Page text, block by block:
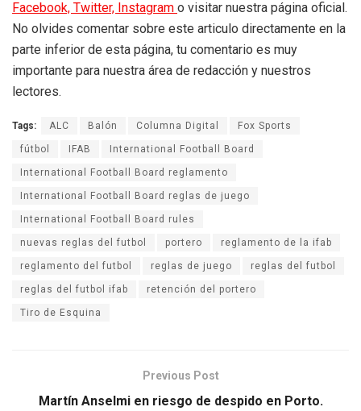
Facebook, Twitter, Instagram o visitar nuestra página oficial.
No olvides comentar sobre este articulo directamente en la
parte inferior de esta página, tu comentario es muy
importante para nuestra área de redacción y nuestros
lectores.
Tags: ALC Balón Columna Digital Fox Sports
fútbol IFAB International Football Board
International Football Board reglamento
International Football Board reglas de juego
International Football Board rules
nuevas reglas del futbol portero reglamento de la ifab
reglamento del futbol reglas de juego reglas del futbol
reglas del futbol ifab retención del portero
Tiro de Esquina
Previous Post
Martín Anselmi en riesgo de despido en Porto.